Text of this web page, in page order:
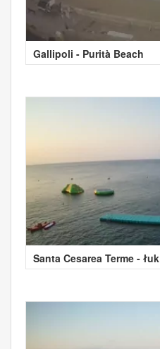
Gallipoli - Purità Beach
Santa Cesarea Terme - łuk